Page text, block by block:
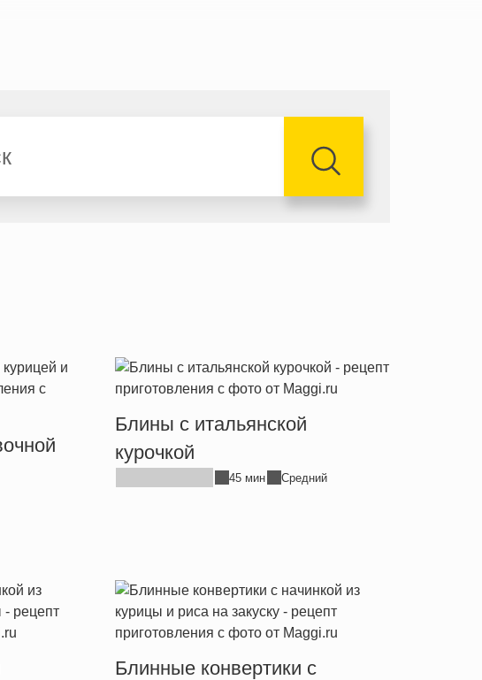
Блины с итальянской
курочкой
45 мин Средний
Блинные конвертики с